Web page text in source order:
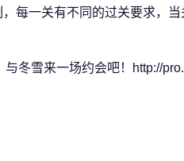
每一关有不同的过关要求，
冬雪来一场约会吧！http://